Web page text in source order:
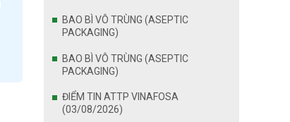
BAO BÌ VÔ TRÙNG (ASEPTIC
PACKAGING)
BAO BÌ VÔ TRÙNG (ASEPTIC
PACKAGING)
ĐIỂM TIN ATTP VINAFOSA
(03/08/2026)